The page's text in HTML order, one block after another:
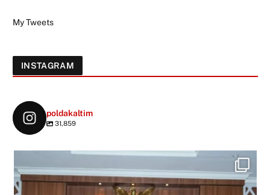
My Tweets
INSTAGRAM
poldakaltim
31,859